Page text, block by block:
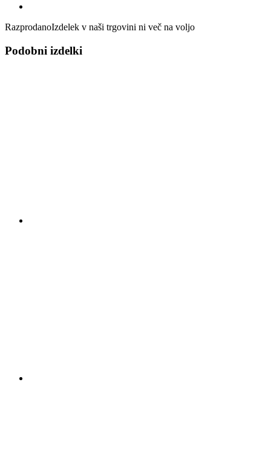
RazprodanoIzdelek v naši trgovini ni več na voljo
Podobni izdelki